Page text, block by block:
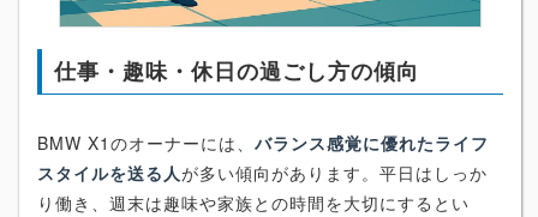
仕事・趣味・休日の過ごし方の傾向
BMW X1のオーナーには、 バランス感覚に優れたライフ
スタイルを送る人が多い傾向があります。平日はしっか
り働き、週末は趣味や家族との時間を大切にするとい